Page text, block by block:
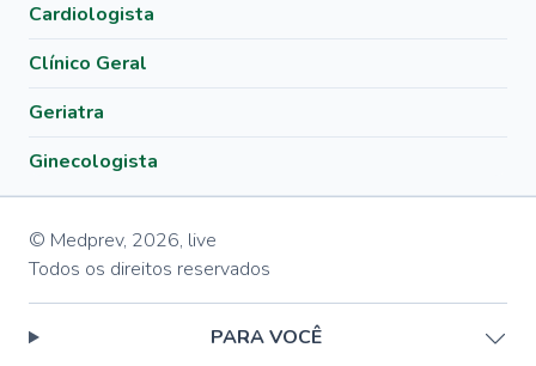
Cardiologista
Clínico Geral
Geriatra
Ginecologista
© Medprev, 2026, live
Todos os direitos reservados
PARA VOCÊ